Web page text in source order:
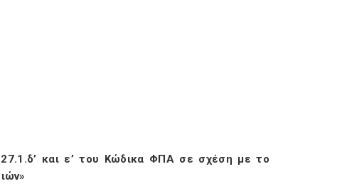
και ε’ του Κώδικα ΦΠΑ σε σχέση με το